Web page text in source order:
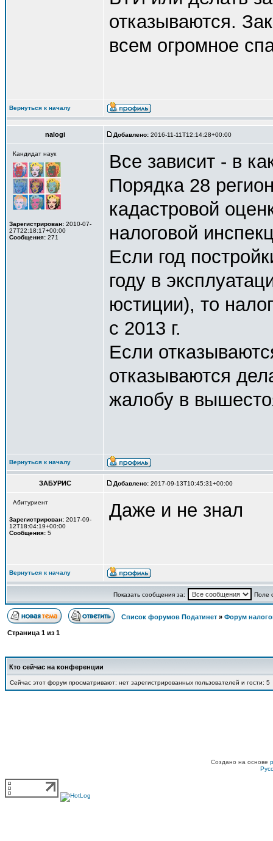
отказываются.
всем огромное
Вернуться к началу
nalogi Добавлено: 2016-11-11T12:14:28+00:00
Кандидат наук
Зарегистрирован: 2010-07-
27T22:18:17+00:00
Сообщения: 271
Все зависит - в
Порядка 28
кадастровой
налоговой
Если год
году в
юстиции), то
с 2013 г.
Если
отказываются
жалобу в
Вернуться к началу
ЗАБУРИС Добавлено: 2017-09-13T10:45:31+00:00
Абитуриент
Зарегистрирован: 2017-09-
12T18:04:19+00:00
Сообщения: 5
Даже и не знал
Вернуться к началу
Показать сообщения за: Поле
Список форумов Податинет » Форум
Страница 1 из 1
Кто сейчас на конференции
Сейчас этот форум просматривают: нет зарегистрированных пользователей и гости: 5
Создано на основе